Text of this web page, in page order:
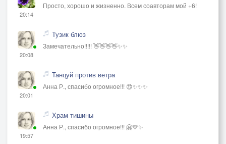
20:14
Просто, хорошо и жизненно. Всем соавторам мой +6!
20:08
Тузик блюз
Замечательно!!!!! 👋👋👋👋✨✨
20:01
Танцуй против ветра
Анна Р., спасибо огромное!!! 😍✨✨✨
19:57
Храм тишины
Анна Р., спасибо огромное!!! 🤗💛✨